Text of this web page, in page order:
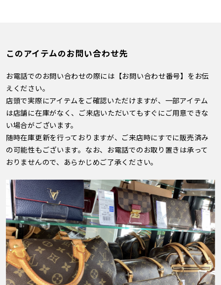
このアイテムのお問い合わせ先
お電話でのお問い合わせの際には【お問い合わせ番号】をお伝
えください。
店頭で実際にアイテムをご確認いただけますが、一部アイテム
は店舗に在庫がなく、ご来店いただいてもすぐにご用意できな
い場合がございます。
随時在庫更新を行っておりますが、ご来店時にすでに販売済み
の可能性もございます。なお、お電話でのお取り置きは承って
おりませんので、あらかじめご了承ください。